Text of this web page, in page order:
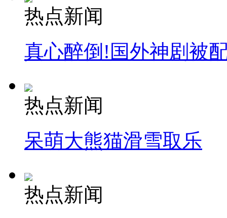
热点新闻
真心醉倒!国外神剧被
热点新闻
呆萌大熊猫滑雪取乐
热点新闻